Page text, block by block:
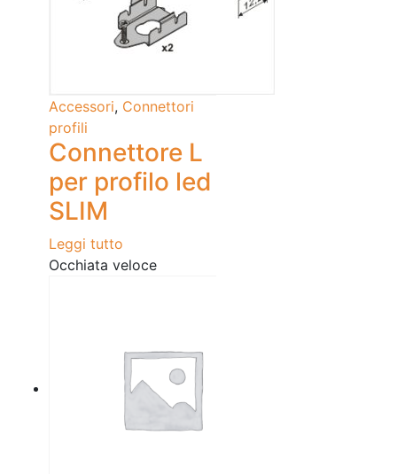
Accessori, Connettori
profili
Connettore L
per profilo led
SLIM
Leggi tutto
Occhiata veloce